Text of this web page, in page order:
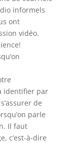
informels
ont
vidéo.
identifier par
de
parle
Il faut
c’est-à-dire